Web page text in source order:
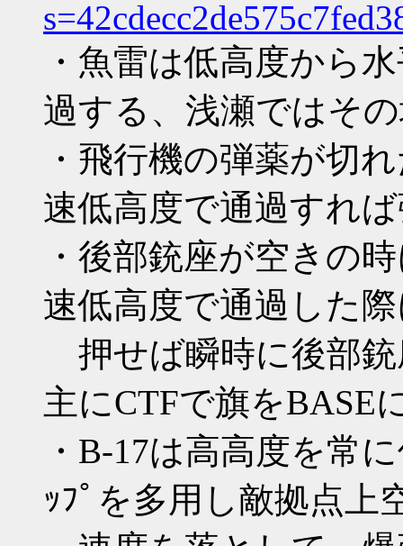
・魚雷は低高度から
過する、浅瀬ではそ
・飛行機の弾薬が切
速低高度で通過すれ
・後部銃座が空きの
速低高度で通過した
押せば瞬時に後部
主にCTFで旗をBASE
・B-17は高高度を常
ｯﾌﾟを多用し敵拠点上